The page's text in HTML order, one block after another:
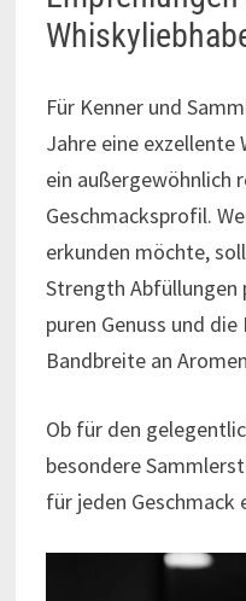
Für Kenner und
Jahre eine exzellente
ein außergewöhnlich
Geschmacksprofil.
erkunden möchte,
Strength Abfüllungen
puren Genuss und
Bandbreite an
Ob für den
besondere
für jeden Geschmack